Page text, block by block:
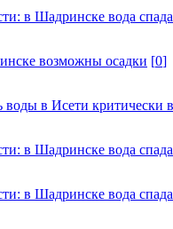
в Шадринске вода
возможны осадки [0]
воды в Исети критически
в Шадринске вода
в Шадринске вода